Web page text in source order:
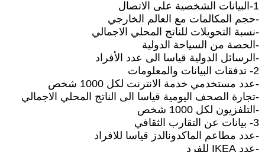
1-البيانات الشخصية على الاتصال
-حجم المكالمات مع العالم الخارجي
-نسبة التحويلات للناتج المحلي الاجمالي
-الحصة من السياحة الدولية
-الرسائل الدولية قياسا الى عدد الأفراد
2- تدفقات البيانات والمعلومات
-عدد مستخدمي خدمة الانترنت لكل 1000 شخص
-تجارة الصحف اليومية قياسا الى الناتج المحلي الاجمالي
-التلفزيون لكل 1000 شخص
3- بيانات عن التقارب الثقافي
-عدد مطاعم الماكدونالدز قياسا للافراد
-عدد IKEA للفرد